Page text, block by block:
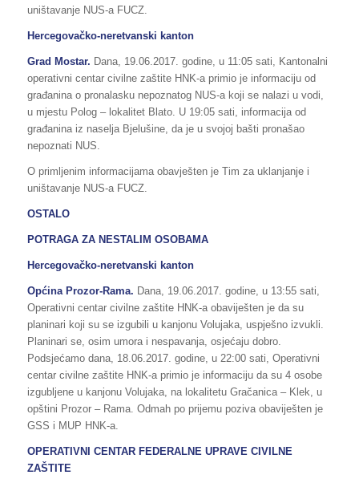
uništavanje NUS-a FUCZ.
Hercegovačko-neretvanski kanton
Grad Mostar. Dana, 19.06.2017. godine, u 11:05 sati, Kantonalni
operativni centar civilne zaštite HNK-a primio je informaciju od
građanina o pronalasku nepoznatog NUS-a koji se nalazi u vodi,
u mjestu Polog – lokalitet Blato. U 19:05 sati, informacija od
građanina iz naselja Bjelušine, da je u svojoj bašti pronašao
nepoznati NUS.
O primljenim informacijama obavješten je Tim za uklanjanje i
uništavanje NUS-a FUCZ.
OSTALO
POTRAGA ZA NESTALIM OSOBAMA
Hercegovačko-neretvanski kanton
Općina Prozor-Rama. Dana, 19.06.2017. godine, u 13:55 sati,
Operativni centar civilne zaštite HNK-a obaviješten je da su
planinari koji su se izgubili u kanjonu Volujaka, uspješno izvukli.
Planinari se, osim umora i nespavanja, osjećaju dobro.
Podsjećamo dana, 18.06.2017. godine, u 22:00 sati, Operativni
centar civilne zaštite HNK-a primio je informaciju da su 4 osobe
izgubljene u kanjonu Volujaka, na lokalitetu Gračanica – Klek, u
opštini Prozor – Rama. Odmah po prijemu poziva obaviješten je
GSS i MUP HNK-a.
OPERATIVNI CENTAR FEDERALNE UPRAVE CIVILNE
ZAŠTITE